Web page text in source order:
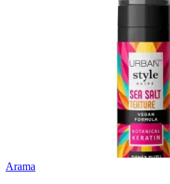
Arama